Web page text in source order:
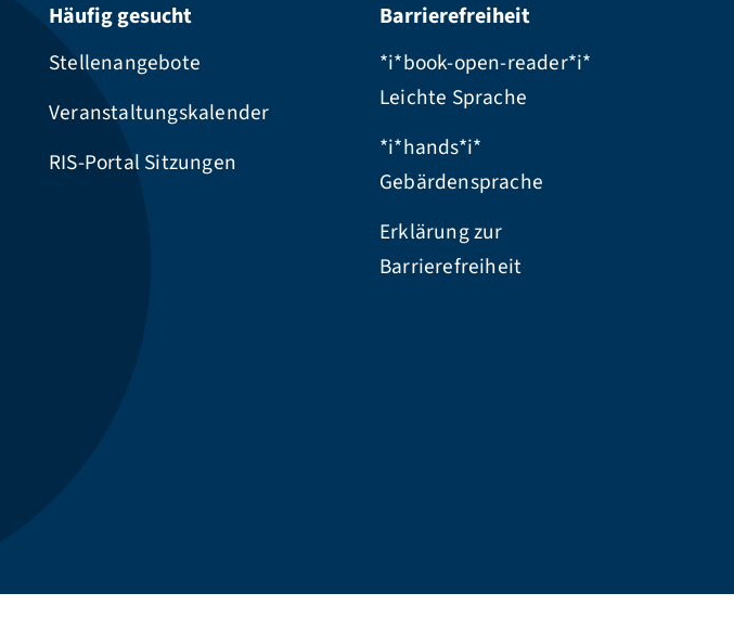
Häufig gesucht
Stellenangebote
Veranstaltungskalender
RIS-Portal Sitzungen
Barrierefreiheit
*i*book-open-reader*i*
Leichte Sprache
*i*hands*i*
Gebärdensprache
Erklärung zur
Barrierefreiheit